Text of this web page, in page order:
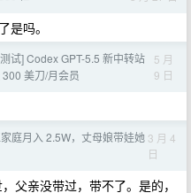
是吗。
试] Codex GPT-5.5 新中转站
美刀/月会员
5 月
9 日
庭月入 2.5W，丈母娘带娃她 3 月 4
日
父亲没带过，带不了。是的，